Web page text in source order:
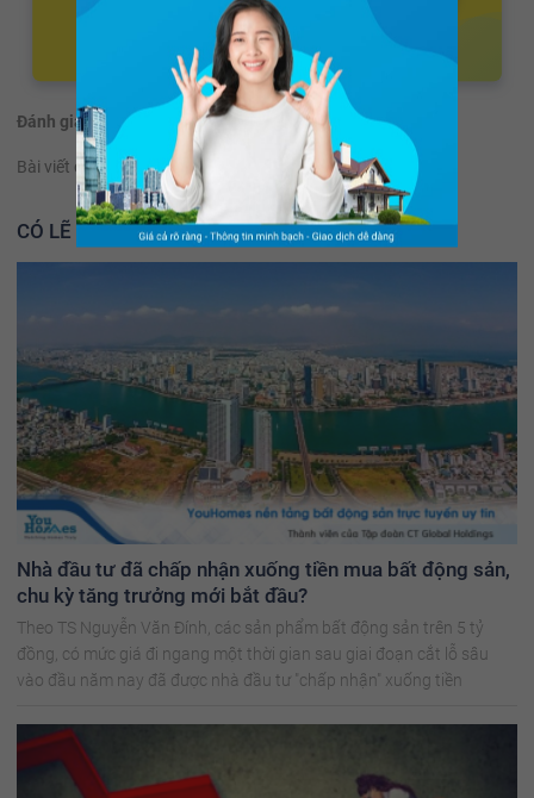
Đánh giá: (65 đánh giá)
Bài viết có hữu ích không? Không
CÓ LẼ BẠN NÊN ĐỌC THÊM
Nhà đầu tư đã chấp nhận xuống tiền mua bất động sản,
chu kỳ tăng trưởng mới bắt đầu?
Theo TS Nguyễn Văn Đính, các sản phẩm bất động sản trên 5 tỷ
đồng, có mức giá đi ngang một thời gian sau giai đoạn cắt lỗ sâu
vào đầu năm nay đã được nhà đầu tư "chấp nhận" xuống tiền